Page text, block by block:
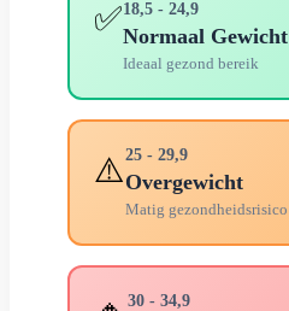
✅18,5 - 24,9
Normaal Gewicht
Ideaal gezond bereik
⚠️25 - 29,9
Overgewicht
Matig gezondheidsrisico
30 - 34,9